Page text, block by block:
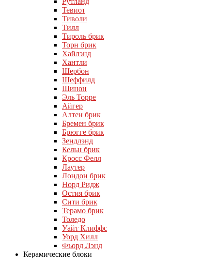
Тевиот
Тиволи
Тилл
Тироль брик
Торн брик
Хайлэнд
Хантли
Шербон
Шеффилд
Шинон
Эль Торре
Айгер
Алтен брик
Бремен брик
Брюгге брик
Зендлэнд
Кельн брик
Кросс Фелл
Лаутер
Лондон брик
Норд Ридж
Остия брик
Сити брик
Терамо брик
Толедо
Уайт Клиффс
Уорд Хилл
Фьорд Лэнд
Керамические блоки